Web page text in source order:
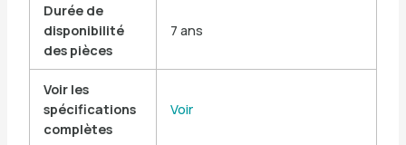
Durée de
disponibilité
des pièces
7 ans
Voir les
spécifications
complètes
Voir